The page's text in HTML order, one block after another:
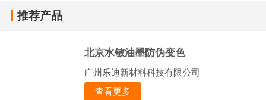
推荐产品
北京水敏油墨防伪变色
广州乐迪新材料科技有限公司
查看更多